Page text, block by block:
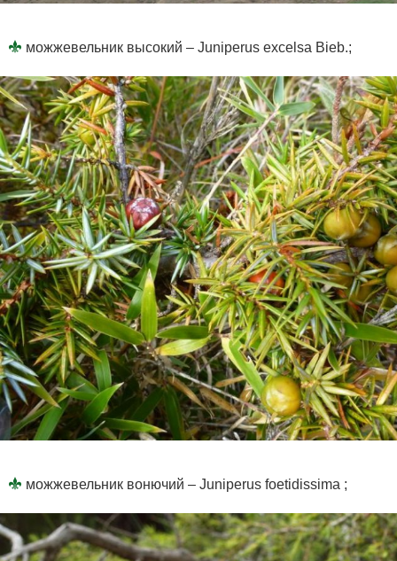
можжевельник высокий – Juniperus excelsa Bieb.;
можжевельник вонючий – Juniperus foetidissima ;